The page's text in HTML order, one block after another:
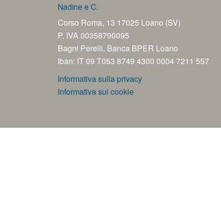
Nadine e C.
Corso Roma, 13 17025 Loano (SV)
P. IVA 00358790095
Bagni Perelli, Banca BPER Loano
Iban: IT 09 T053 8749 4300 0004 7211 557
Informativa sulla privacy
Informativa sui cookie